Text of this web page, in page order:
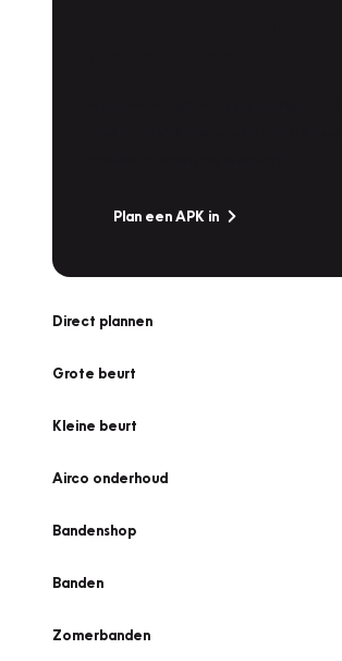
Plan een APK in
Direct plannen
Grote beurt
Kleine beurt
Airco onderhoud
Bandenshop
Banden
Zomerbanden